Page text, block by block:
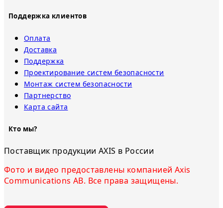
Поддержка клиентов
Оплата
Доставка
Поддержка
Проектирование систем безопасности
Монтаж систем безопасности
Партнерство
Карта сайта
Кто мы?
Поставщик продукции AXIS в России
Фото и видео предоставлены компанией Axis
Communications AB. Все права защищены.